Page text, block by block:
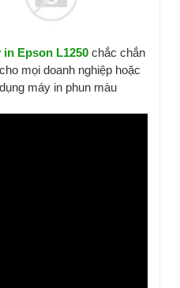
in Epson L1250 chắc chắn
mọi doanh nghiệp hoặc
máy in phun màu